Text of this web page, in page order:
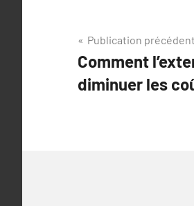
Navigation
de
l’article
Publication
Comment
diminuer les